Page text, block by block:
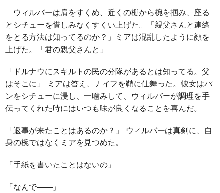
ウィルバーは肩をすくめ、近くの棚から椀を掴み、座る
とシチューを惜しみなくすくい上げた。「親父さんと連絡
をとる方法は知ってるのか？」ミアは混乱したように顔を
上げた。「君の親父さんと」
「ドルナウにスキルトの民の分隊があるとは知ってる。父
はそこに」 ミアは答え、ナイフを鞘に仕舞った。彼女はパ
ンをシチューに浸し、一噛みして、ウィルバーが調理を手
伝ってくれた時にはいつも味が良くなることを喜んだ。
「返事が来たことはあるのか？」 ウィルバーは真剣に、自
身の椀ではなくミアを見つめた。
「手紙を書いたことはないの」
「なんで――」